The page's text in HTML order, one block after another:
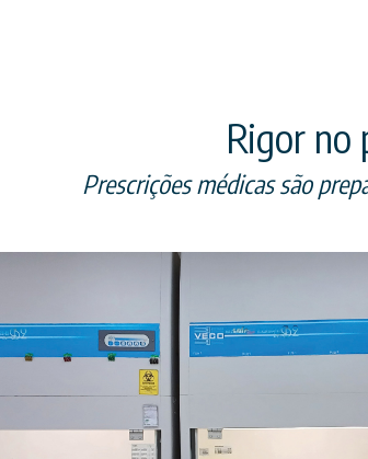
Rigor no
Prescrições médicas são